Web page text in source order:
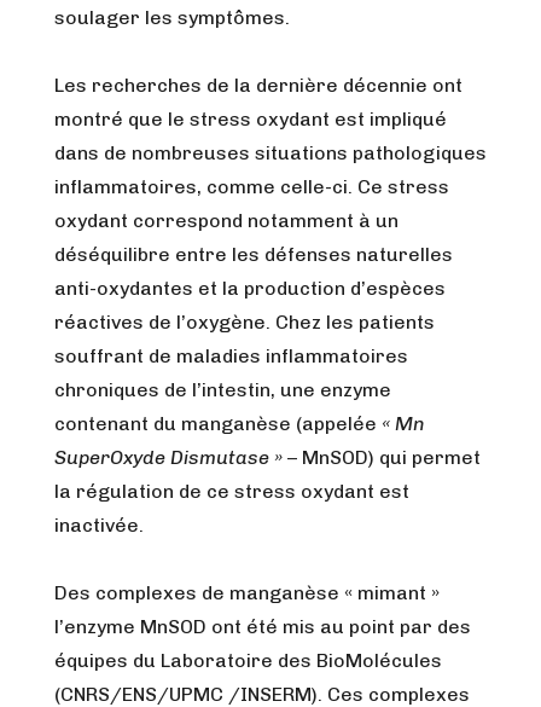
soulager les symptômes.
Les recherches de la dernière décennie ont
montré que le stress oxydant est impliqué
dans de nombreuses situations pathologiques
inflammatoires, comme celle-ci. Ce stress
oxydant correspond notamment à un
déséquilibre entre les défenses naturelles
anti-oxydantes et la production d’espèces
réactives de l’oxygène. Chez les patients
souffrant de maladies inflammatoires
chroniques de l’intestin, une enzyme
contenant du manganèse (appelée « Mn
SuperOxyde Dismutase » – MnSOD) qui permet
la régulation de ce stress oxydant est
inactivée.
Des complexes de manganèse « mimant »
l’enzyme MnSOD ont été mis au point par des
équipes du Laboratoire des BioMolécules
(CNRS/ENS/UPMC /INSERM). Ces complexes